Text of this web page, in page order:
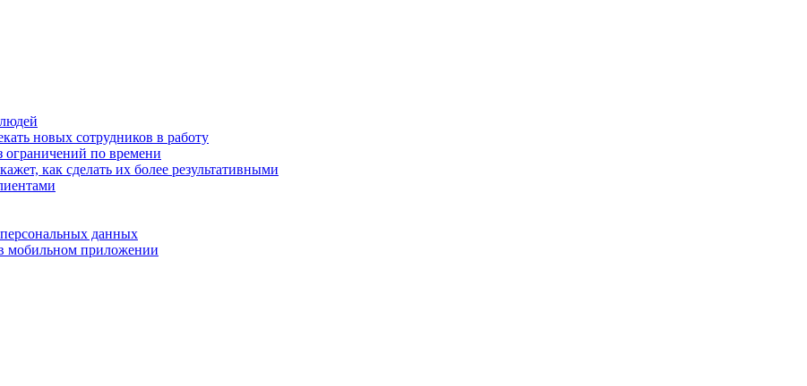
новых сотрудников в работу
ограничений по времени
как сделать их более результативными
данных
мобильном приложении